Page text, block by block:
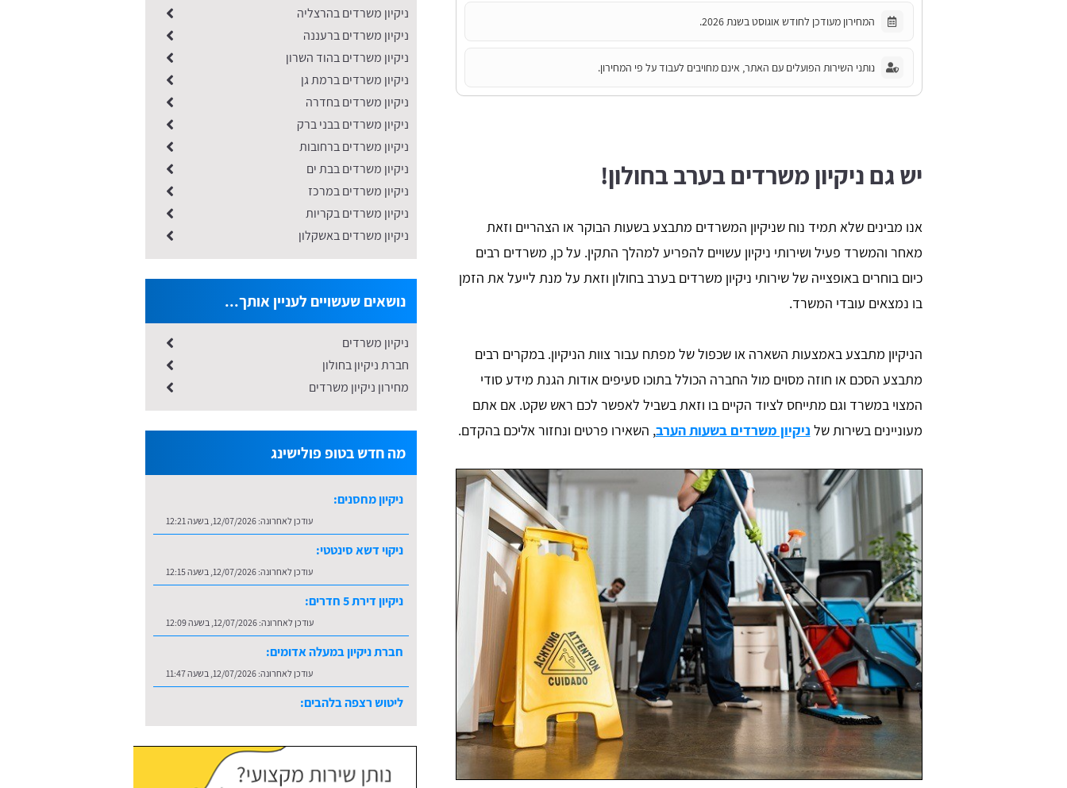
המחירון מעודכן לחודש אוגוסט בשנת 2026.
נותני השירות הפועלים עם האתר, אינם מחויבים לעבוד על פי המחירון.
יש גם ניקיון משרדים בערב בחולון!
אנו מבינים שלא תמיד נוח שניקיון המשרדים מתבצע בשעות הבוקר או הצהריים וזאת
מאחר והמשרד פעיל ושירותי ניקיון עשויים להפריע למהלך התקין. על כן, משרדים רבים
כיום בוחרים באופצייה של שירותי ניקיון משרדים בערב בחולון וזאת על מנת לייעל את הזמן
בו נמצאים עובדי המשרד.
הניקיון מתבצע באמצעות השארה או שכפול של מפתח עבור צוות הניקיון. במקרים רבים
מתבצע הסכם או חוזה מסוים מול החברה הכולל בתוכו סעיפים אודות הגנת מידע סודי
המצוי במשרד וגם מתייחס לציוד הקיים בו וזאת בשביל לאפשר לכם ראש שקט. אם אתם
מעוניינים בשירות של ניקיון משרדים בשעות הערב, השאירו פרטים ונחזור אליכם בהקדם.
ניקיון משרדים בהרצליה
ניקיון משרדים ברעננה
ניקיון משרדים בהוד השרון
ניקיון משרדים ברמת גן
ניקיון משרדים בחדרה
ניקיון משרדים בבני ברק
ניקיון משרדים ברחובות
​ניקיון משרדים בבת ים
ניקיון משרדים במרכז
ניקיון משרדים בקריות
ניקיון משרדים באשקלון
נושאים שעשויים לעניין אותך...
ניקיון משרדים
חברת ניקיון בחולון
מחירון ניקיון משרדים
מה חדש בטופ פולישינג
ניקיון מחסנים:
עודכן לאחרונה:12/07/2026, בשעה 12:21
ניקוי דשא סינטטי:
עודכן לאחרונה:12/07/2026, בשעה 12:15
ניקיון דירת 5 חדרים:
עודכן לאחרונה:12/07/2026, בשעה 12:09
חברת ניקיון במעלה אדומים:
עודכן לאחרונה:12/07/2026, בשעה 11:47
ליטוש רצפה בלהבים:
עודכן לאחרונה:16/07/2026, בשעה 10:36